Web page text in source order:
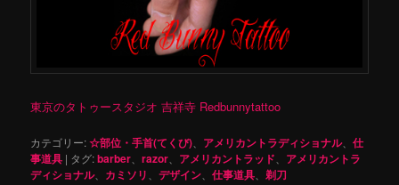
東京のタトゥースタジオ 吉祥寺 Redbunnytattoo
カテゴリー:☆部位・手首(てくび) アメリカントラディショナル、仕
事道具 | タグ:barber 、razor アメリカントラッド
アメリカントラ
ディショナル、 カミソリ 、デザイン 、仕事道具 剃刀